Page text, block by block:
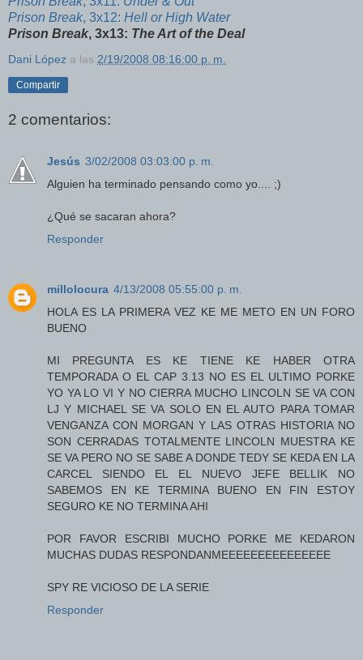
Prison Break, 3x12: Hell or High Water
Prison Break, 3x13: The Art of the Deal
Dani López a las 2/19/2008 08:16:00 p. m.
Compartir
2 comentarios:
Jesús 3/02/2008 03:03:00 p. m.
Alguien ha terminado pensando como yo.... ;)
¿Qué se sacaran ahora?
Responder
millolocura 4/13/2008 05:55:00 p. m.
HOLA ES LA PRIMERA VEZ KE ME METO EN UN FORO
BUENO
MI PREGUNTA ES KE TIENE KE HABER OTRA
TEMPORADA O EL CAP 3.13 NO ES EL ULTIMO PORKE
YO YA LO VI Y NO CIERRA MUCHO LINCOLN SE VA CON
LJ Y MICHAEL SE VA SOLO EN EL AUTO PARA TOMAR
VENGANZA CON MORGAN Y LAS OTRAS HISTORIA NO
SON CERRADAS TOTALMENTE LINCOLN MUESTRA KE
SE VA PERO NO SE SABE A DONDE TEDY SE KEDA EN LA
CARCEL SIENDO EL EL NUEVO JEFE BELLIK NO
SABEMOS EN KE TERMINA BUENO EN FIN ESTOY
SEGURO KE NO TERMINA AHI
POR FAVOR ESCRIBI MUCHO PORKE ME KEDARON
MUCHAS DUDAS RESPONDANMEEEEEEEEEEEEEEE
SPY RE VICIOSO DE LA SERIE
Responder